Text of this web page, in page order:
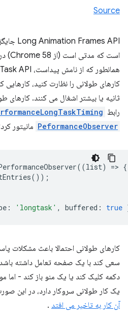
Source
ثانیه یا بیشتر اشغال می کنند. کارهای
رابط
PeformanceObserver مانیتور
((list) => {
());
: 'longtask' , buffered : true
کارهای طولانی احتمالا باعث مشکلات
سعی کند با یک صفحه تعامل داشته
دکمه کلیک کند یا یک منو باز کند -
یک کار طولانی سروکار دارد، در این
آن کار به تاخیر می افتد .